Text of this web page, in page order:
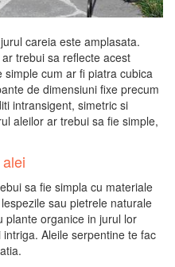
careia este amplasata.
trebui sa reflecte acest
cum ar fi piatra cubica
de dimensiuni fixe precum
intransigent, simetric si
aleilor ar trebui sa fie simple,
sa fie simpla cu materiale
sau pietrele naturale
plante organice in jurul lor
Aleile serpentine te fac